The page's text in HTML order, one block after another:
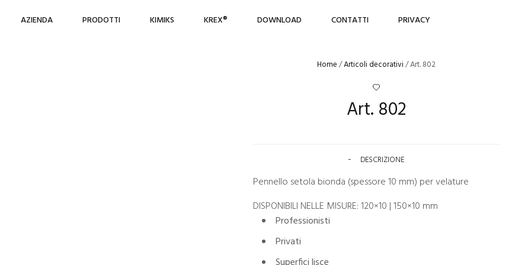
AZIENDA PRODOTTI KIMIKS KREX® DOWNLOAD CONTATTI PRIVACY
Home/Articoli decorativi/ Art. 802
Art. 802
DESCRIZIONE
Pennello setola bionda (spessore 10 mm) per velature
DISPONIBILI NELLE MISURE: 120×10 | 150×10 mm
Professionisti
Privati